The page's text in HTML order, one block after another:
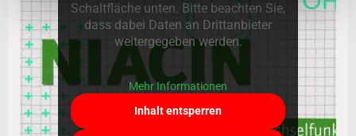
Schaltfläche unten. Bitte beachten Sie,
dass dabei Daten an Drittanbieter
weitergegeben werden.
Mehr Informationen
Inhalt entsperren